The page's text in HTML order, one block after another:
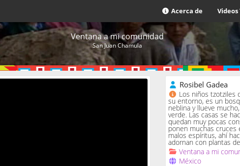
Acerca de
Ventana a mi comunidad
San Juan Chamula
Rosibel Gadea
Los niños tzotziles
su entorno, es un
neblina y llueve
verde. Las casas se
quedan muy pocas
ponen muchas cruces
malos espíritus, ahí
adornan con plantas
Ventana a mi
México